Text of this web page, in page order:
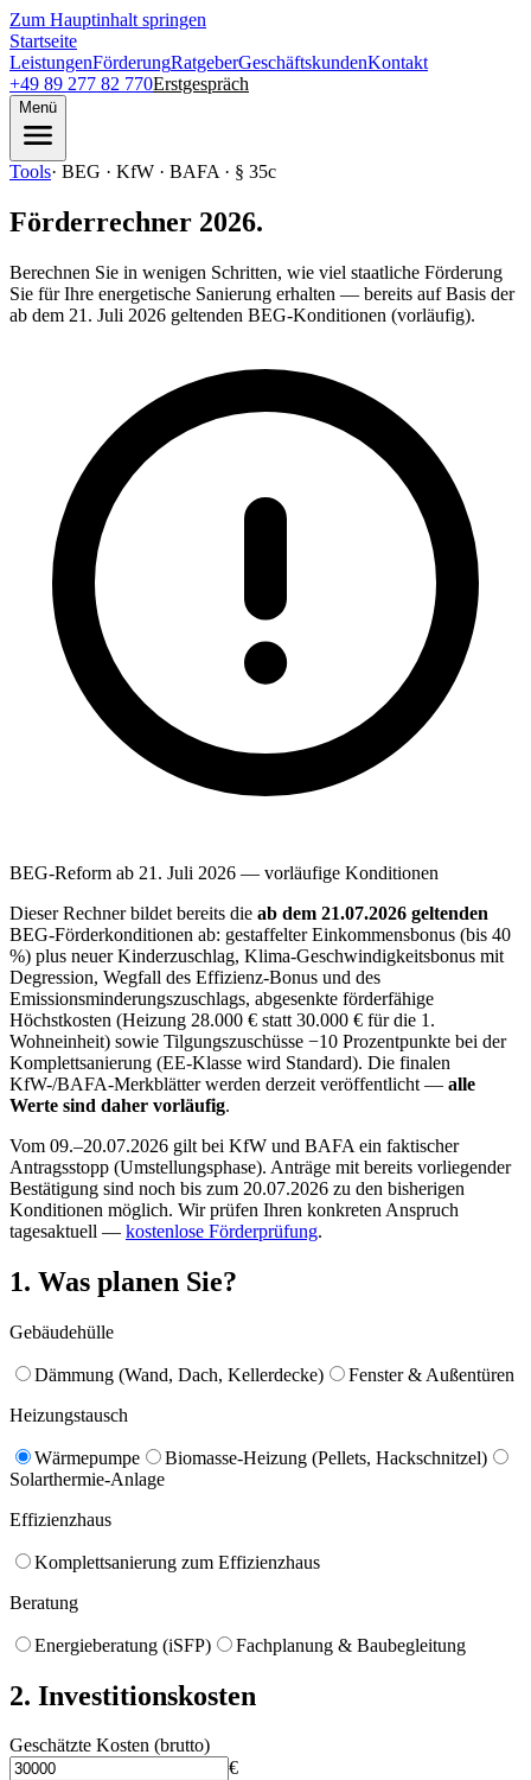
Zum Hauptinhalt springen
Startseite
LeistungenFörderungRatgeberGeschäftskundenKontakt
+49 89 277 82 770Erstgespräch
Menü
Tools· BEG · KfW · BAFA · § 35c
Förderrechner 2026.
Berechnen Sie in wenigen Schritten, wie viel staatliche Förderung
Sie für Ihre energetische Sanierung erhalten — bereits auf Basis der
ab dem 21. Juli 2026 geltenden BEG-Konditionen (vorläufig).
BEG-Reform ab 21. Juli 2026 — vorläufige Konditionen
Dieser Rechner bildet bereits die ab dem 21.07.2026 geltenden
BEG-Förderkonditionen ab: gestaffelter Einkommensbonus (bis 40
%) plus neuer Kinderzuschlag, Klima-Geschwindigkeitsbonus mit
Degression, Wegfall des Effizienz-Bonus und des
Emissionsminderungszuschlags, abgesenkte förderfähige
Höchstkosten (Heizung 28.000 € statt 30.000 € für die 1.
Wohneinheit) sowie Tilgungszuschüsse −10 Prozentpunkte bei der
Komplettsanierung (EE-Klasse wird Standard). Die finalen
KfW-/BAFA-Merkblätter werden derzeit veröffentlicht — alle
Werte sind daher vorläufig.
Vom 09.–20.07.2026 gilt bei KfW und BAFA ein faktischer
Antragsstopp (Umstellungsphase). Anträge mit bereits vorliegender
Bestätigung sind noch bis zum 20.07.2026 zu den bisherigen
Konditionen möglich. Wir prüfen Ihren konkreten Anspruch
tagesaktuell — kostenlose Förderprüfung.
1. Was planen Sie?
Gebäudehülle
Dämmung (Wand, Dach, Kellerdecke)
Fenster & Außentüren
Heizungstausch
Wärmepumpe
Biomasse-Heizung (Pellets, Hackschnitzel)
Solarthermie-Anlage
Effizienzhaus
Komplettsanierung zum Effizienzhaus
Beratung
Energieberatung (iSFP) Fachplanung & Baubegleitung
2. Investitionskosten
Geschätzte Kosten (brutto)
€